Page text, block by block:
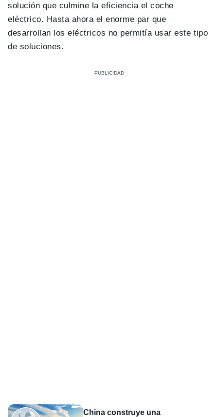
solución que culmine la eficiencia el coche
eléctrico. Hasta ahora el enorme par que
desarrollan los eléctricos no permitía usar este tipo
de soluciones.
China construye una